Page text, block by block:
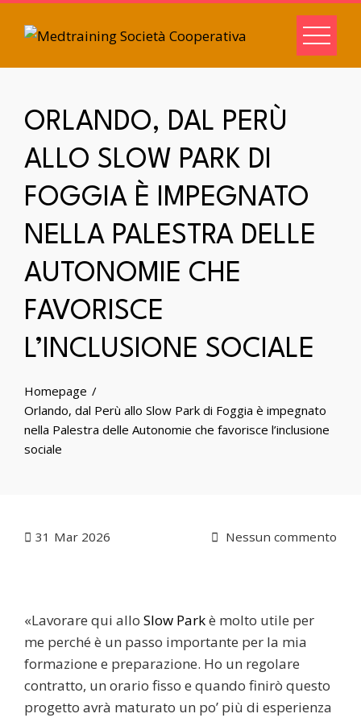
ORLANDO, DAL PERÙ
ALLO SLOW PARK DI
FOGGIA È IMPEGNATO
NELLA PALESTRA DELLE
AUTONOMIE CHE
FAVORISCE
L’INCLUSIONE SOCIALE
Homepage
Orlando, dal Perù allo Slow Park di Foggia è impegnato
nella Palestra delle Autonomie che favorisce l’inclusione
sociale
31 Mar 2026 Nessun commento
«Lavorare qui allo Slow Parkè molto utile per
me perché è un passo importante per la mia
formazione e preparazione. Ho un regolare
contratto, un orario fisso e quando finirò questo
progetto avrà maturato un po’ più di esperienza